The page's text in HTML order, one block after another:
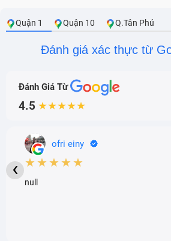
Quận 1 Quận 10 Q.Tân Phú
Đánh giá xác thực từ
Đánh Giá Từ
4.5 ★★★★★
ofri einy
★★★★★
null
‹